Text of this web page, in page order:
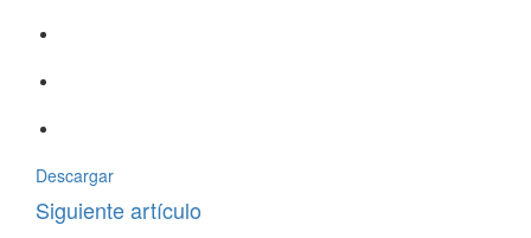
Descargar
Siguiente artículo